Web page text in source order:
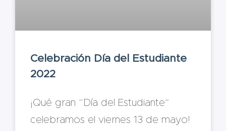
Celebración Día del Estudiante
2022
¡Qué gran “Día del Estudiante”
celebramos el viernes 13 de mayo!